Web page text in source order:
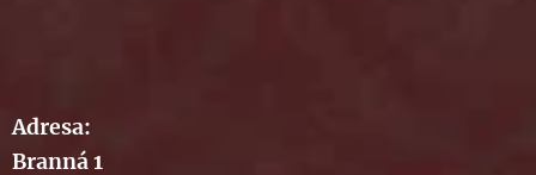
Adresa:
Branná 1